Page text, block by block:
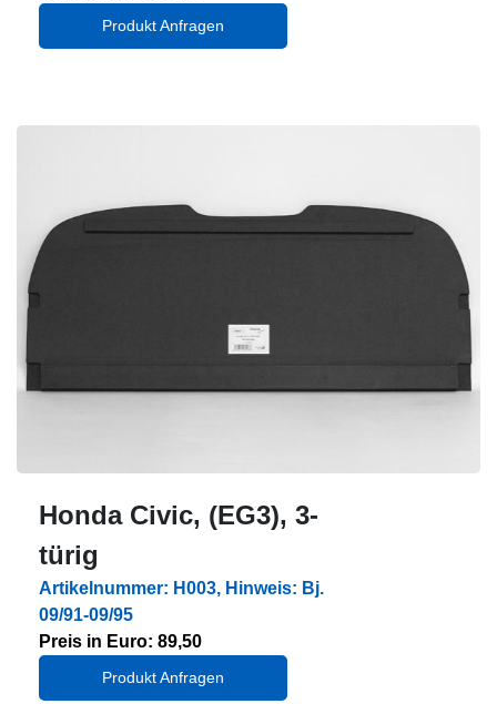
Produkt Anfragen
Honda Civic, (EG3), 3-
türig
Artikelnummer: H003, Hinweis: Bj.
09/91-09/95
Preis in Euro: 89,50
Produkt Anfragen